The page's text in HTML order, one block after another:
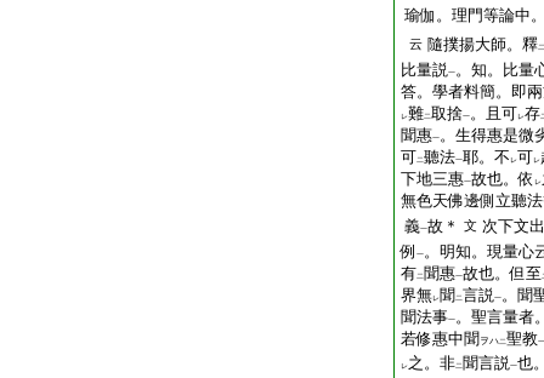
瑜伽。理門等論中
云 隨撲揚大師。釋二
比量説一。知。比量
答。學者料簡。即
レ難二取捨一。且可レ存
聞惠一。生得惠是微
可二聽法一耶。不 レ可レ
下地三惠一故也。依 レ
無色天佛邊側立聽
義一故＊ 文 次下文出
例
一。明知。現量心
有二 聞惠一故也。但至
界無レ聞 二言説一。聞
聞法事一。聖言量者
若修惠中聞 ヲハ二聖教一
レ之。非二 聞言説一也